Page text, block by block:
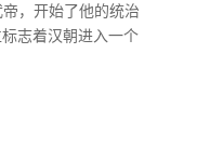
，开始了他的统治
志着汉朝进入一个